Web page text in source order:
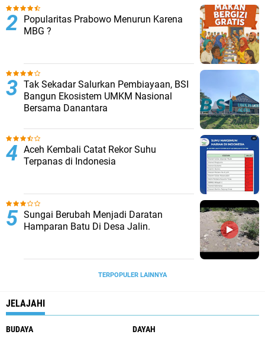
Popularitas Prabowo Menurun Karena
MBG ?
Tak Sekadar Salurkan Pembiayaan, BSI
Bangun Ekosistem UMKM Nasional
Bersama Danantara
Aceh Kembali Catat Rekor Suhu
Terpanas di Indonesia
Sungai Berubah Menjadi Daratan
Hamparan Batu Di Desa Jalin.
TERPOPULER LAINNYA
JELAJAHI
BUDAYA
DAYAH